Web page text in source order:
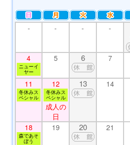
- - - -
4
ニューイ
ヤー
5 6 7
11
冬休みス
ペシャル
12
冬休みス
ペシャル
成人の
日
13 14
18
森であそ
ぼう
19 20 21